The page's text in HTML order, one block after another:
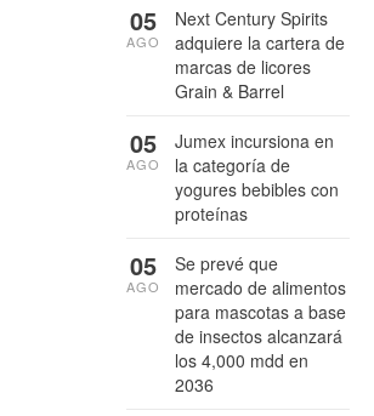
Next Century Spirits
adquiere la cartera de
marcas de licores
Grain & Barrel
05
AGO
Jumex incursiona en
la categoría de
yogures bebibles con
proteínas
05
AGO
Se prevé que
mercado de alimentos
para mascotas a base
de insectos alcanzará
los 4,000 mdd en
2036
05
AGO